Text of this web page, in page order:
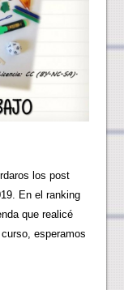
los post
En el ranking
que realicé
esperamos